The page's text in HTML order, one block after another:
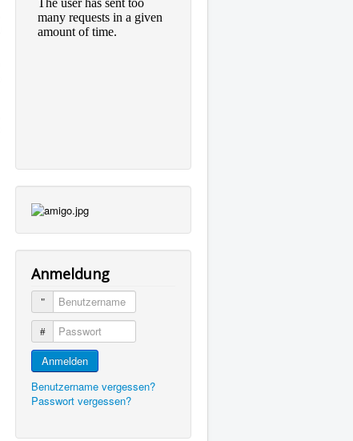
Anmeldung
Benutzername
Passwort
Anmelden
Benutzername vergessen?
Passwort vergessen?